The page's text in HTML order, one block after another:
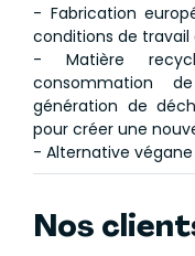
- Fabrication
conditions de travail
- Matière
consommation
génération de
pour créer une
- Alternative
Nos